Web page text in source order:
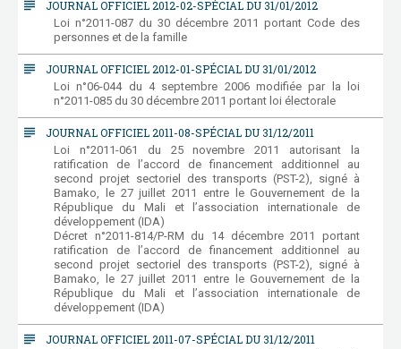
subject JOURNAL OFFICIEL 2012-02-SPÉCIAL DU 31/01/2012
Loi n°2011-087 du 30 décembre 2011 portant Code des
personnes et de la famille
subject JOURNAL OFFICIEL 2012-01-SPÉCIAL DU 31/01/2012
Loi n°06-044 du 4 septembre 2006 modifiée par la loi
n°2011-085 du 30 décembre 2011 portant loi électorale
subject JOURNAL OFFICIEL 2011-08-SPÉCIAL DU 31/12/2011
Loi n°2011-061 du 25 novembre 2011 autorisant la
ratification de l’accord de financement additionnel au
second projet sectoriel des transports (PST-2), signé à
Bamako, le 27 juillet 2011 entre le Gouvernement de la
République du Mali et l’association internationale de
développement (IDA)
Décret n°2011-814/P-RM du 14 décembre 2011 portant
ratification de l’accord de financement additionnel au
second projet sectoriel des transports (PST-2), signé à
Bamako, le 27 juillet 2011 entre le Gouvernement de la
République du Mali et l’association internationale de
développement (IDA)
subject JOURNAL OFFICIEL 2011-07-SPÉCIAL DU 31/12/2011